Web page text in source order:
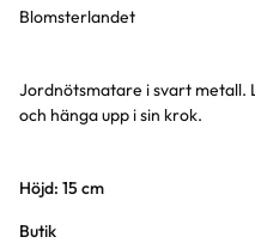
Blomsterlandet
Jordnötsmatare i svart metall.
och hänga upp i sin krok.
Varianter
Höjd: 15 cm
Butik